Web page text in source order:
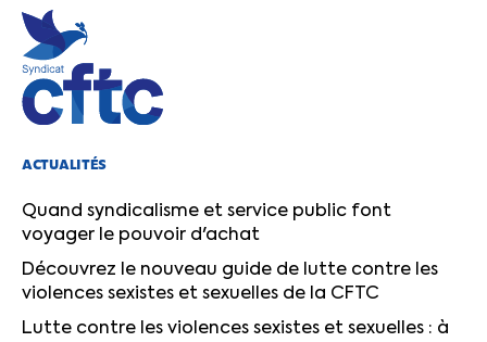
ACTUALITÉS
Quand syndicalisme et service public font
voyager le pouvoir d'achat
Découvrez le nouveau guide de lutte contre les
violences sexistes et sexuelles de la CFTC
Lutte contre les violences sexistes et sexuelles : à